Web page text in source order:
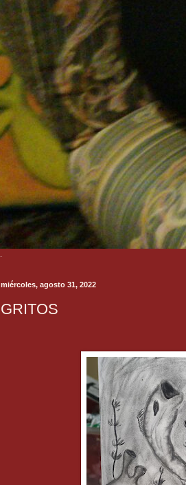
miércoles, agosto 31, 2022
GRITOS